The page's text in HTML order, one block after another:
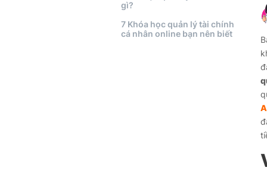
gì?
7 Khóa học quản lý tài chính
cá nhân online bạn nên biết